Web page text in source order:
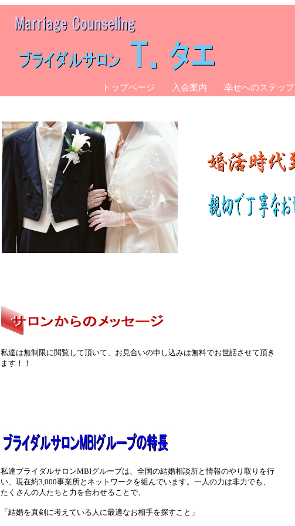
トップページ 入会案内 幸せへのステップ
私達は無制限に閲覧して頂いて、お見合いの申し込みは無料でお世話させて頂き
ます！！
私達ブライダルサロンMBIグループは、全国の結婚相談所と情報のやり取りを行
い、現在約3,000事業所とネットワークを組んでいます。一人の力は非力でも、
たくさんの人たちと力を合わせることで、
「結婚を真剣に考えている人に最適なお相手を探すこと」